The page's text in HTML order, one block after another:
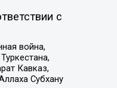
с
война,
Кавказ,
Субхану